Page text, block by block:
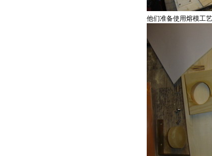
他们准备使用熔模工